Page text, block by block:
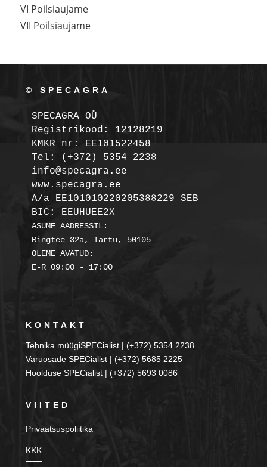
VI Poilsiaujame
VII Poilsiaujame
© SPECAGRA
SPECAGRA OÜ
Registrikood: 12128219
KMKR nr: EE101522458
Tel: (+372) 5354 2238
info@specagra.ee
A/a EE101010220205388229 SEB
BIC: EEUHUEE2X
ASUME AADRESSIL:
Ringtee 32a, Tartu, 50105
OLEME AVATUD:
E-R 09:00 - 17:00
KONTAKT
Tehnika müügiSPECialist | (+372) 5354 2238
Varuosade SPECialist | (+372) 5685 2225
Hoolduse SPECialist | (+372) 5693 0086
VIITED
Privaatsuspoliitika
KKK